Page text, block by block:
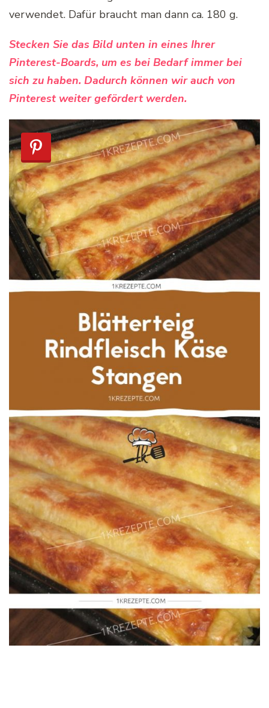
verwendet. Dafür braucht man dann ca. 180 g.
Stecken Sie das Bild unten in eines Ihrer
Pinterest-Boards, um es bei Bedarf immer bei
sich zu haben. Dadurch können wir auch von
Pinterest weiter gefördert werden.